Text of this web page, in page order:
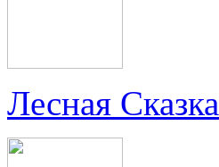
Лесная Сказка